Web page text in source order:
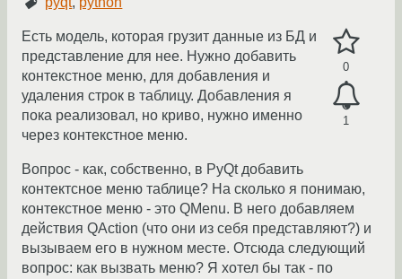
0
1
Есть модель, которая грузит данные из БД и
представление для нее. Нужно добавить
контекстное меню, для добавления и
удаления строк в таблицу. Добавления я
пока реализовал, но криво, нужно именно
через контекстное меню.
Вопрос - как, собственно, в PyQt добавить
контектсное меню таблице? На сколько я понимаю,
контекстное меню - это QMenu. В него добавляем
действия QAction (что они из себя представляют?) и
вызываем его в нужном месте. Отсюда следующий
вопрос: как вызвать меню? Я хотел бы так - по